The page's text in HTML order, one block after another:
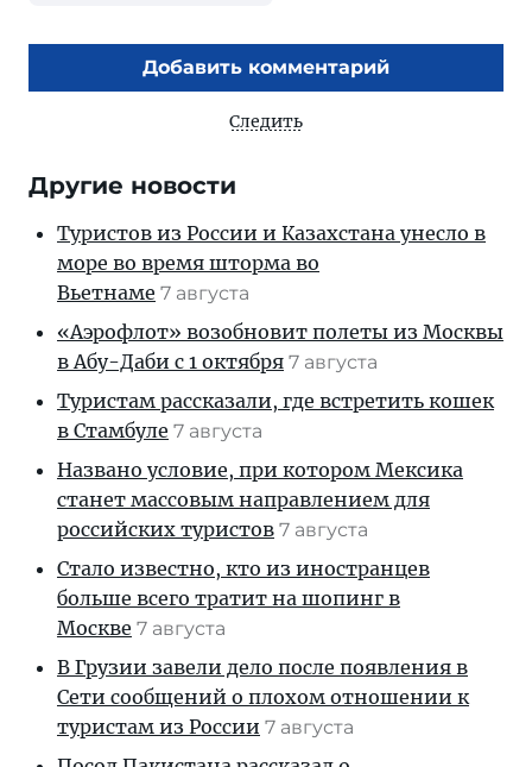
Добавить комментарий
Следить
Другие новости
Туристов из России и Казахстана унесло в
море во время шторма во
Вьетнаме 7 августа
«Аэрофлот» возобновит полеты из Москвы
в Абу-Даби с 1 октября 7 августа
Туристам рассказали, где встретить кошек
в Стамбуле 7 августа
Названо условие, при котором Мексика
станет массовым направлением для
российских туристов 7 августа
Стало известно, кто из иностранцев
больше всего тратит на шопинг в
Москве 7 августа
В Грузии завели дело после появления в
Сети сообщений о плохом отношении к
туристам из России 7 августа